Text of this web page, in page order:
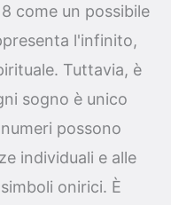
come un possibile
l'infinito,
Tuttavia, è
sogno è unico
possono
individuali e alle
onirici. È